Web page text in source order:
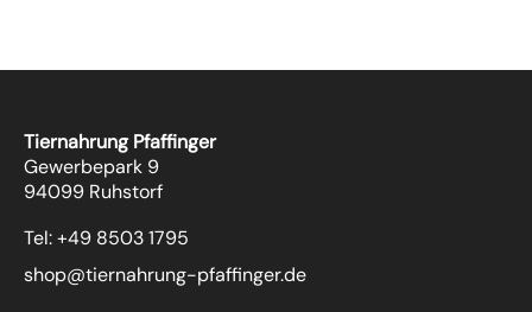
Tiernahrung Pfaffinger
Gewerbepark 9
94099 Ruhstorf
Tel: +49 8503 1795
shop@tiernahrung-pfaffinger.de